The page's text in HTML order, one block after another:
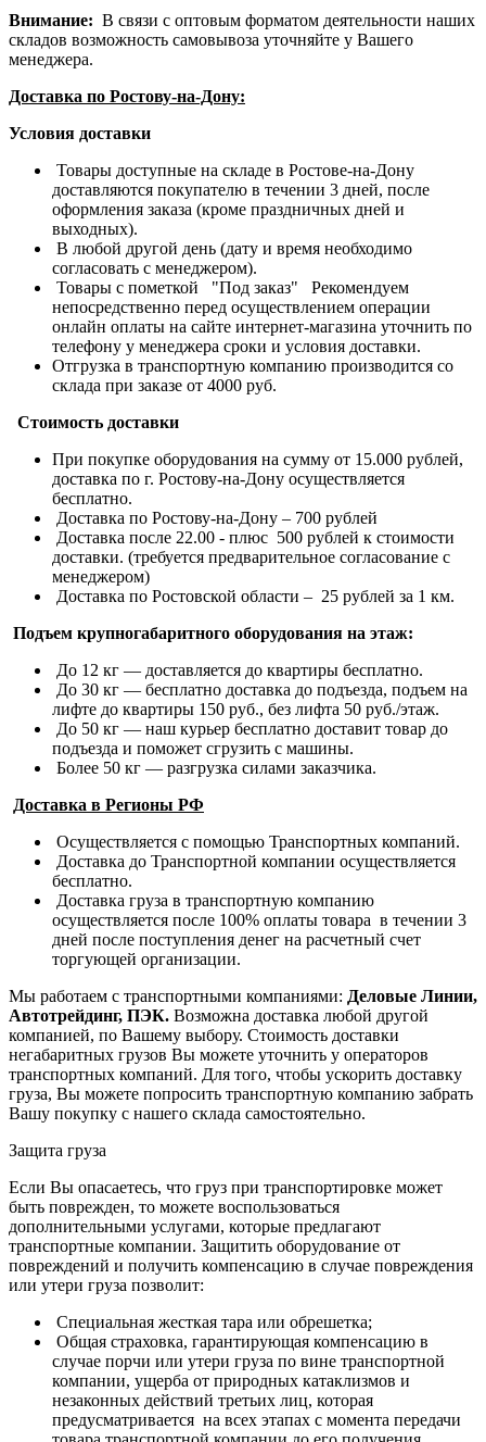
Внимание: В связи с оптовым форматом деятельности наших
складов возможность самовывоза уточняйте у Вашего
менеджера.
Доставка по Ростову-на-Дону:
Условия доставки
Товары доступные на складе в Ростове-на-Дону
доставляются покупателю в течении 3 дней, после
оформления заказа (кроме праздничных дней и
выходных).
В любой другой день (дату и время необходимо
согласовать с менеджером).
Товары с пометкой "Под заказ" Рекомендуем
непосредственно перед осуществлением операции
онлайн оплаты на сайте интернет-магазина уточнить по
телефону у менеджера сроки и условия доставки.
Отгрузка в транспортную компанию производится со
склада при заказе от 4000 руб.
Стоимость доставки
При покупке оборудования на сумму от 15.000 рублей,
доставка по г. Ростову-на-Дону осуществляется
бесплатно.
Доставка по Ростову-на-Дону – 700 рублей
Доставка после 22.00 - плюс 500 рублей к стоимости
доставки. (требуется предварительное согласование с
менеджером)
Доставка по Ростовской области – 25 рублей за 1 км.
Подъем крупногабаритного оборудования на этаж:
До 12 кг — доставляется до квартиры бесплатно.
До 30 кг — бесплатно доставка до подъезда, подъем на
лифте до квартиры 150 руб., без лифта 50 руб./этаж.
До 50 кг — наш курьер бесплатно доставит товар до
подъезда и поможет сгрузить с машины.
Более 50 кг — разгрузка силами заказчика.
Доставка в Регионы РФ
Осуществляется с помощью Транспортных компаний.
Доставка до Транспортной компании осуществляется
бесплатно.
Доставка груза в транспортную компанию
осуществляется после 100% оплаты товара в течении 3
дней после поступления денег на расчетный счет
торгующей организации.
Мы работаем с транспортными компаниями: Деловые Линии,
Автотрейдинг, ПЭК. Возможна доставка любой другой
компанией, по Вашему выбору. Стоимость доставки
негабаритных грузов Вы можете уточнить у операторов
транспортных компаний. Для того, чтобы ускорить доставку
груза, Вы можете попросить транспортную компанию забрать
Вашу покупку с нашего склада самостоятельно.
Защита груза
Если Вы опасаетесь, что груз при транспортировке может
быть поврежден, то можете воспользоваться
дополнительными услугами, которые предлагают
транспортные компании. Защитить оборудование от
повреждений и получить компенсацию в случае повреждения
или утери груза позволит:
Специальная жесткая тара или обрешетка;
Общая страховка, гарантирующая компенсацию в
случае порчи или утери груза по вине транспортной
компании, ущерба от природных катаклизмов и
незаконных действий третьих лиц, которая
предусматривается на всех этапах с момента передачи